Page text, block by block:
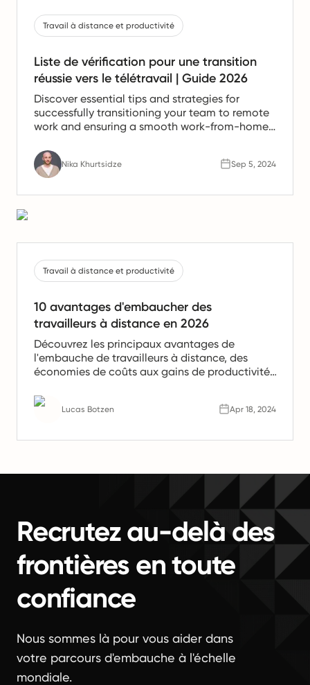
Travail à distance et productivité
Liste de vérification pour une transition
réussie vers le télétravail | Guide 2026
Discover essential tips and strategies for
successfully transitioning your team to remote
work and ensuring a smooth work-from-home
Nika Khurtsidze Sep 5, 2024
Travail à distance et productivité
10 avantages d'embaucher des
travailleurs à distance en 2026
Découvrez les principaux avantages de
l'embauche de travailleurs à distance, des
économies de coûts aux gains de productivité.
l'avenir du travail.
Lucas Botzen Apr 18, 2024
Recrutez au-delà des
frontières en toute
confiance
Nous sommes là pour vous aider dans
votre parcours d'embauche à l'échelle
mondiale.